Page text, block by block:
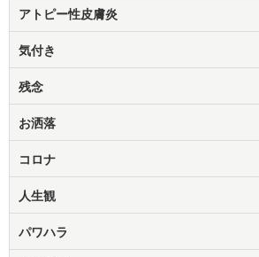
アトピー性皮膚炎
気付き
残念
お洒落
コロナ
人生観
パワハラ